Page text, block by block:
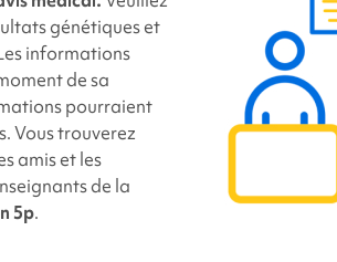
génétiques et
informations
de sa
pourraient
Vous trouverez
amis et les
de la
5p.